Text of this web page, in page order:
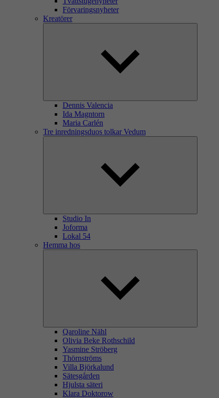
Förvaringsnyheter
Kreatörer
Dennis Valencia
Ida Magntorn
Maria Carlén
Tre inredningsduos tolkar Vedum
Studio In
Joforma
Lokal 54
Hemma hos
Qaroline Nähl
Olivia Beke Rothschild
Yasmine Ströberg
Thörnströms
Villa Björkalund
Sätesgården
Hjulsta säteri
Klara Doktorow